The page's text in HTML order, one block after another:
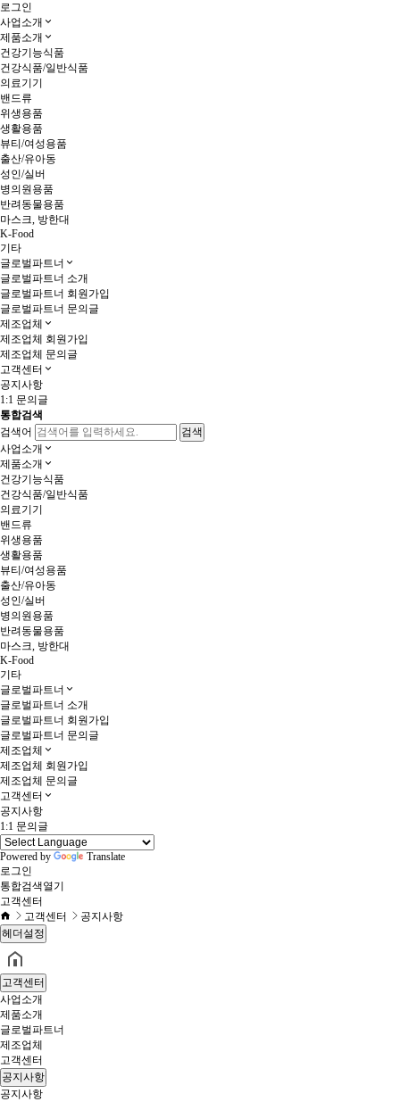
로그인
사업소개
제품소개
건강기능식품
건강식품/일반식품
의료기기
밴드류
위생용품
생활용품
뷰티/여성용품
출산/유아동
성인/실버
병의원용품
반려동물용품
마스크, 방한대
K-Food
기타
글로벌파트너
글로벌파트너 소개
글로벌파트너 회원가입
글로벌파트너 문의글
제조업체
제조업체 회원가입
제조업체 문의글
고객센터
공지사항
1:1 문의글
통합검색
검색어
사업소개
제품소개
건강기능식품
건강식품/일반식품
의료기기
밴드류
위생용품
생활용품
뷰티/여성용품
출산/유아동
성인/실버
병의원용품
반려동물용품
마스크, 방한대
K-Food
기타
글로벌파트너
글로벌파트너 소개
글로벌파트너 회원가입
글로벌파트너 문의글
제조업체
제조업체 회원가입
제조업체 문의글
고객센터
공지사항
1:1 문의글
Powered by
Translate
로그인
통합검색열기
고객센터
고객센터
공지사항
헤더설정
고객센터
사업소개
제품소개
글로벌파트너
제조업체
고객센터
공지사항
공지사항